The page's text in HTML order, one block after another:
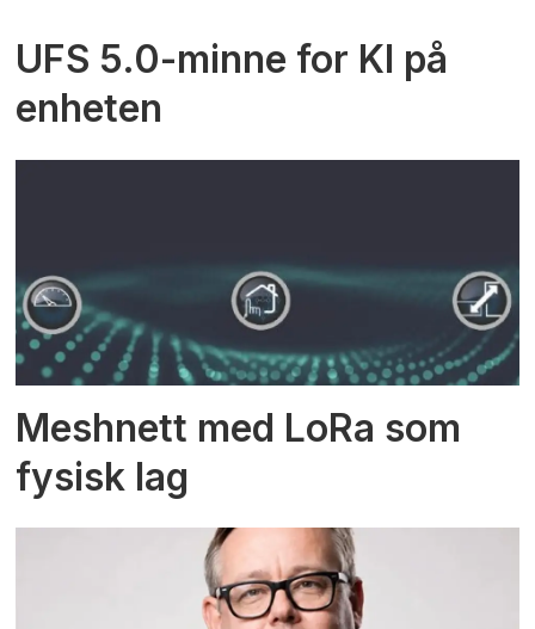
UFS 5.0-minne for KI på
enheten
Meshnett med LoRa som
fysisk lag